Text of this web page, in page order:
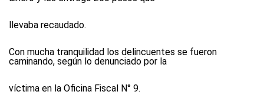
llevaba recaudado.
Con mucha tranquilidad los delincuentes se fueron
caminando, según lo denunciado por la
víctima en la Oficina Fiscal N° 9.